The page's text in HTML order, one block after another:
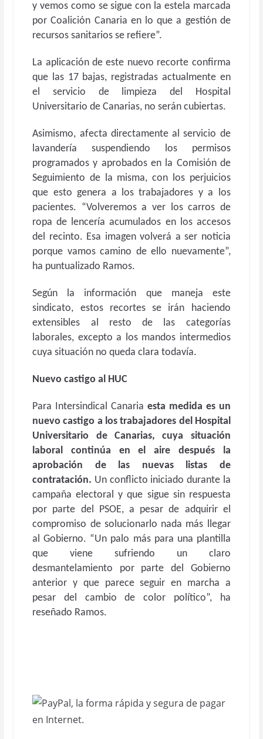
y vemos como se sigue con la estela marcada
por Coalición Canaria en lo que a gestión de
recursos sanitarios se refiere”.
La aplicación de este nuevo recorte confirma
que las 17 bajas, registradas actualmente en
el servicio de limpieza del Hospital
Universitario de Canarias, no serán cubiertas.
Asimismo, afecta directamente al servicio de
lavandería suspendiendo los permisos
programados y aprobados en la Comisión de
Seguimiento de la misma, con los perjuicios
que esto genera a los trabajadores y a los
pacientes. “Volveremos a ver los carros de
ropa de lencería acumulados en los accesos
del recinto. Esa imagen volverá a ser noticia
porque vamos camino de ello nuevamente”,
ha puntualizado Ramos.
Según la información que maneja este
sindicato, estos recortes se irán haciendo
extensibles al resto de las categorías
laborales, excepto a los mandos intermedios
cuya situación no queda clara todavía.
Nuevo castigo al HUC
Para Intersindical Canaria esta medida es un
nuevo castigo a los trabajadores del Hospital
Universitario de Canarias, cuya situación
laboral continúa en el aire después la
aprobación de las nuevas listas de
contratación. Un conflicto iniciado durante la
campaña electoral y que sigue sin respuesta
por parte del PSOE, a pesar de adquirir el
compromiso de solucionarlo nada más llegar
al Gobierno. “Un palo más para una plantilla
que viene sufriendo un claro
desmantelamiento por parte del Gobierno
anterior y que parece seguir en marcha a
pesar del cambio de color político”, ha
reseñado Ramos.